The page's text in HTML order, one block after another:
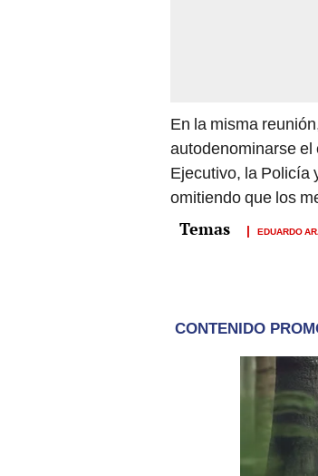
En la misma
autodenominarse el
Ejecutivo, la Policía
omitiendo que los
EDUARDO